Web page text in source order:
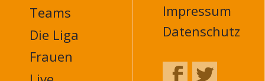
Teams
Die Liga
Frauen
Impressum
Datenschutz